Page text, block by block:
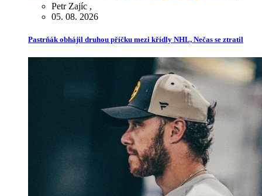
Petr Zajíc ,
05. 08. 2026
Pastrňák obhájil druhou příčku mezi křídly NHL, Nečas se ztratil